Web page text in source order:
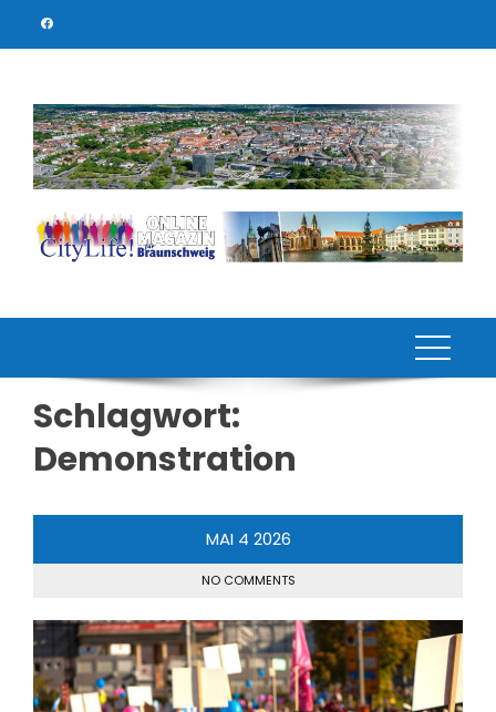
Schlagwort:
Demonstration
MAI 4 2026
NO COMMENTS